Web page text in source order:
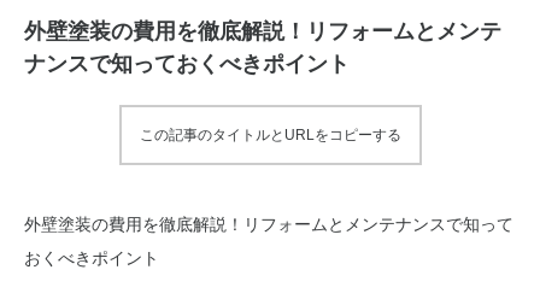
外壁塗装の費用を徹底解説！リフォームとメンテ
ナンスで知っておくべきポイント
この記事のタイトルとURLをコピーする
外壁塗装の費用を徹底解説！リフォームとメンテナンスで知って
おくべきポイント